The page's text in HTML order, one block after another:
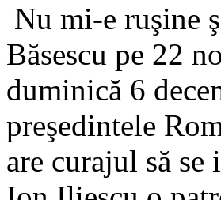
Nu mi-e ruşine
Băsescu pe 22
duminică 6
preşedintele
are curajul să se